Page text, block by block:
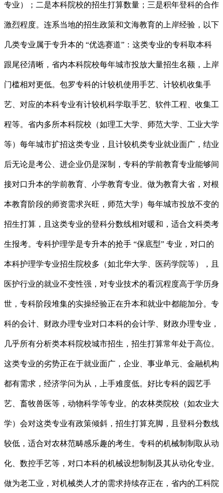
专业）；二是本科院校的招生打算数量；三是积年登科的合作
激烈程度。连系当地的招生政策和文海教育的上岸经验，以下
几类专业属于专升本的 “优选赛道”：这类专业的专科取本科
跟尾径清晰，省内本科院校每年城市投放大量招生名额，上岸
门槛相对更低。包罗专科的计较机使用手艺、计较机收集手
艺、对应的本科专业有计较机科学取手艺、软件工程、收集工
程等。省内多所本科院校（如理工大学、师范大学、工业大学
等）每年城市扩招这类专业，且计较机类专业就业面广，结业
后无论是考公、进企业仍是深制，专科的学前教育专业能够间
接对口升本的学前教育、小学教育专业。做为教育大省，对根
本教育阶段的师资需求兴旺，师范大学）每年城市投放不变的
招生打算，且这类专业的登科分数线相对暖和，适合文科类考
生报考。专科护理学是专升本的抢手 “保底型” 专业，对口的
本科护理学专业招生院校多（如北华大学、医药学院等），且
医护行业的就业不变性强，对专业技术的看沉程度高于学历身
世，专科阶段堆集的实操经验正在升本和就业中都能加分。专
科的会计、财政办理专业对口本科的会计学、财政办理专业，
几乎所有分析类本科院校城市招生，招生打算常年处于高位。
这类专业的劣势正在于就业面广，企业、事业单元、金融机构
都有需求，经济学问为从，上手难度低。好比专科的园艺手
艺、畜牧兽医等，动物科学等专业。的农林类院校（如农业大
学）会对这类专业有政策倾斜，招生打算充脚，且登科分数线
较低，适合对农林范畴感乐趣的考生。专科的机械制制取从动
化、数控手艺等，对口本科的机械设想制制及其从动化专业。
做为老工业，对机械类人才的需求持续存正在，省内的工科院